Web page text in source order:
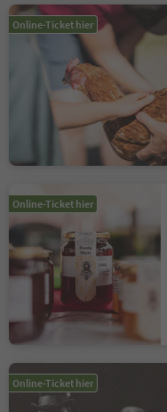
Online-Ticket hier
Online-Ticket hier
Online-Ticket hier